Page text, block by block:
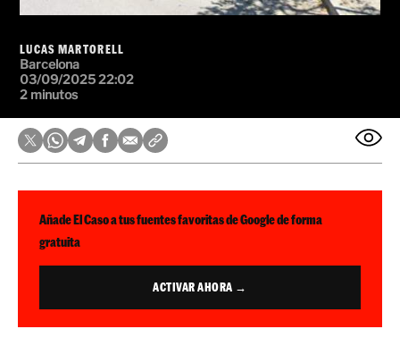
LUCAS MARTORELL
Barcelona
03/09/2025 22:02
2 minutos
Añade El Caso a tus fuentes favoritas de Google de forma
gratuita
ACTIVAR AHORA →